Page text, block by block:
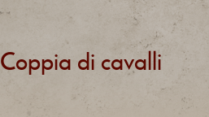
Coppia di cavalli